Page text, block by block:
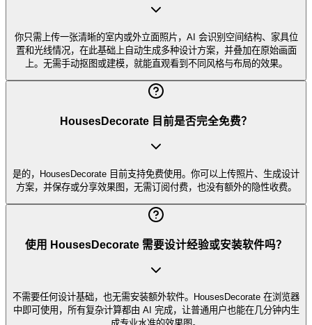
你只需上传一张清晰的室内或外立面照片，AI 会识别空间结构、家具位
置和光线情况，在此基础上自动生成多种设计方案，并叠加在原始画面
上。无需手动抠图或建模，就能直观看到不同风格与布局的效果。
HousesDecorate 目前是否完全免费？
是的，HousesDecorate 目前支持免费使用。你可以上传照片、生成设计
方案，并保存或分享效果图，无需订阅付费，也没有额外的隐性收费。
使用 HousesDecorate 需要设计经验或安装软件吗？
不需要任何设计基础，也无需安装额外软件。HousesDecorate 在浏览器
中即可使用，所有复杂计算都由 AI 完成，让普通用户也能在几分钟内生